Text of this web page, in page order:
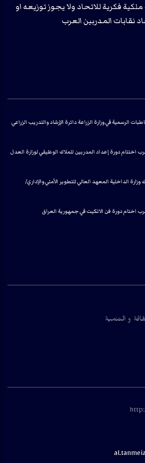
فكرية للاتحاد ولا يجوز توزيعه او
نقابات المدربين العرب
الرسمية في وزارة الزراعة دائرة الإرشاد والتدريب الزراعي
اختتام دورة إعداد المدربين للملاك الوظيفي لوزارة العدل
الداخلية المعهد العالي للتطوير الأمني والإداري/
اختام دورة فن الاتكيت في جمهورية العراق
و التنمية